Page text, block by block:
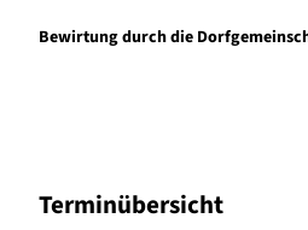
Bewirtung durch die
Terminübersicht